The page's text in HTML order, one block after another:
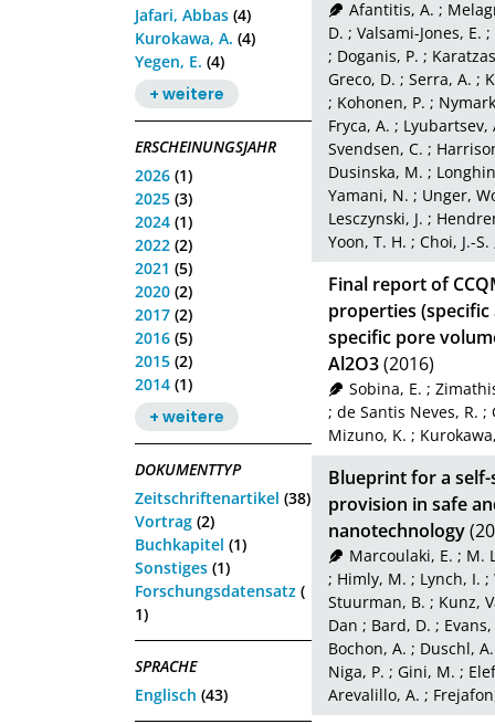
Jafari, Abbas (4)
Kurokawa, A. (4)
Yegen, E. (4)
+ weitere
ERSCHEINUNGSJAHR
2026 (1)
2025 (3)
2024 (1)
2022 (2)
2021 (5)
2020 (2)
2017 (2)
2016 (5)
2015 (2)
2014 (1)
+ weitere
DOKUMENTTYP
Zeitschriftenartikel (38)
Vortrag (2)
Buchkapitel (1)
Sonstiges (1)
Forschungsdatensatz (
1)
SPRACHE
Englisch (43)
Afantitis, A. ;
D. ; Valsami-Jones, E. ;
; Doganis, P. ;
Greco, D. ; Serra, A. ;
; Kohonen, P. ;
Fryca, A. ; Lyubartsev,
Svendsen, C. ;
Dusinska, M. ;
Yamani, N. ; Unger,
Lesczynski, J. ;
Yoon, T. H. ; Choi, J.-S.
Final report of
properties (specific
specific pore
Al2O3(2016)
Sobina, E. ;
; de Santis Neves, R. ;
Mizuno, K. ;
Blueprint for a
provision in safe
nanotechnology
Marcoulaki, E. ; M.
; Himly, M. ; Lynch, I. ;
Stuurman, B. ; Kunz,
Dan ; Bard, D. ;
Bochon, A. ; Duschl, A.
Niga, P. ; Gini, M. ;
Arevalillo, A. ;